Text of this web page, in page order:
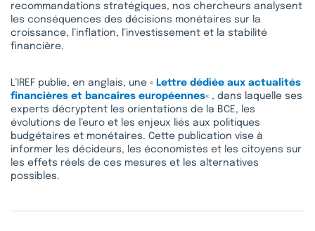
recommandations stratégiques, nos chercheurs analysent
les conséquences des décisions monétaires sur la
croissance, l’inflation, l’investissement et la stabilité
financière.
L’IREF publie, en anglais, une « Lettre dédiée aux actualités
financières et bancaires européennes« , dans laquelle ses
experts décryptent les orientations de la BCE, les
évolutions de l’euro et les enjeux liés aux politiques
budgétaires et monétaires. Cette publication vise à
informer les décideurs, les économistes et les citoyens sur
les effets réels de ces mesures et les alternatives
possibles.